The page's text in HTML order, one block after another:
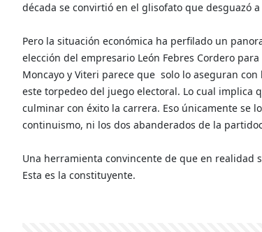
década se convirtió en el glisofato que desguazó
Pero la situación económica ha perfilado un
elección del empresario León Febres Cordero
Moncayo y Viteri parece que solo lo aseguran con
este torpedeo del juego electoral. Lo cual implica
culminar con éxito la carrera. Eso únicamente se
continuismo, ni los dos abanderados de la
Una herramienta convincente de que en realidad
Esta es la constituyente.